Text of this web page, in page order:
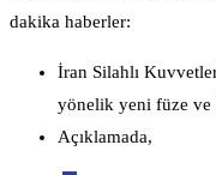
dakika haberler:
İran Silahlı
yönelik yeni füze ve
Açıklamada,